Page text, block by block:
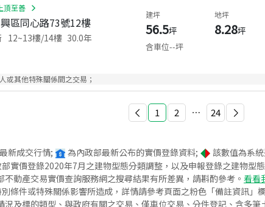
頂至善
區同心路73號12樓
12~13樓/14樓 30.0年
建坪
56.5坪
含車位--坪
地坪
8.28坪
或其他特殊關係間之交易；
1 2 ⋯ 24
新成交行情; 為內政部最新公布的實價登錄資料; 該數值為系
實價登錄2020年7月之建物型態分類調整，以及申報登錄之建物型
動產交易實價查詢服務網之搜尋結果有所差異，請斟酌參考。 看看
條件或特殊關係影響所造成，詳情請參考頁面之粉色「備註資訊」
況及標的類型、與政府有關之交易、僅車位交易、分件登記、含多